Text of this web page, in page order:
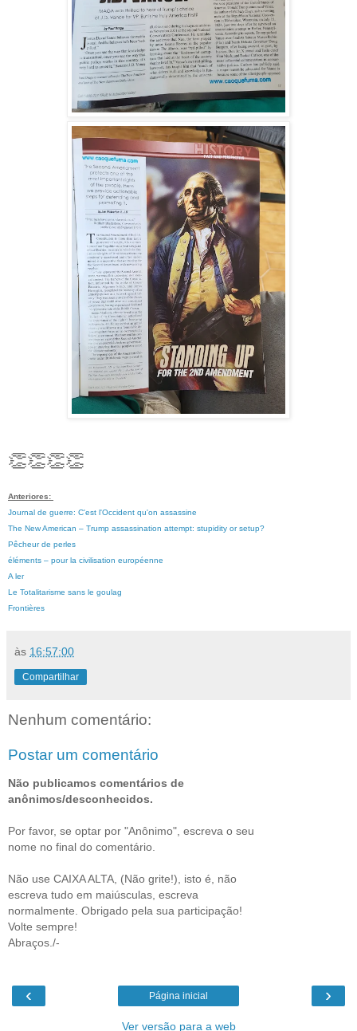
👏👏👏👏
Anteriores:
Journal de guerre: C'est l'Occident qu'on assassine
The New American – Trump assassination attempt: stupidity or setup?
Pêcheur de perles
éléments – pour la civilisation européenne
A ler
Le Totalitarisme sans le goulag
Frontières
às 16:57:00
Compartilhar
Nenhum comentário:
Postar um comentário
Não publicamos comentários de
anônimos/desconhecidos.
Por favor, se optar por "Anônimo", escreva o seu
nome no final do comentário.
Não use CAIXA ALTA, (Não grite!), isto é, não
escreva tudo em maiúsculas, escreva
normalmente. Obrigado pela sua participação!
Volte sempre!
Abraços./-
‹ ›
Página inicial
Ver versão para a web